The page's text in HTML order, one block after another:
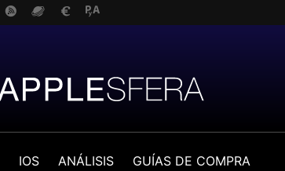
IOS ANÁLISIS GUÍAS DE COMPRA